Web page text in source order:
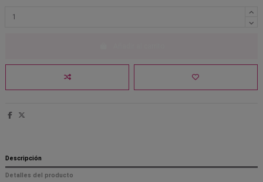
Descripción
Detalles del producto